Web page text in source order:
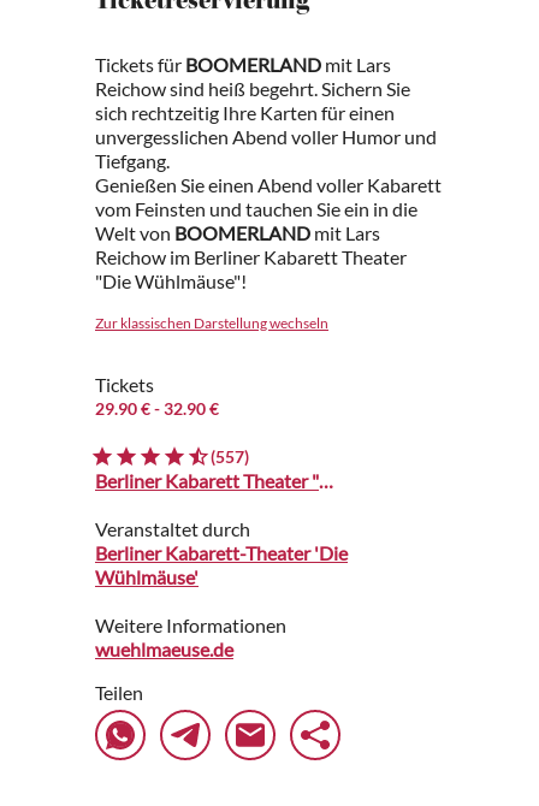
Tickets für BOOMERLAND mit Lars
Reichow sind heiß begehrt. Sichern Sie
sich rechtzeitig Ihre Karten für einen
unvergesslichen Abend voller Humor und
Tiefgang.
Genießen Sie einen Abend voller Kabarett
vom Feinsten und tauchen Sie ein in die
Welt von BOOMERLAND mit Lars
Reichow im Berliner Kabarett Theater
"Die Wühlmäuse"!
Zur klassischen Darstellung wechseln
Tickets
29.90 €- 32.90 €
(557)
Berliner Kabarett Theater "Die Wühlmäuse"
Veranstaltet durch
Berliner Kabarett-Theater 'Die
Wühlmäuse'
Weitere Informationen
wuehlmaeuse.de
Teilen